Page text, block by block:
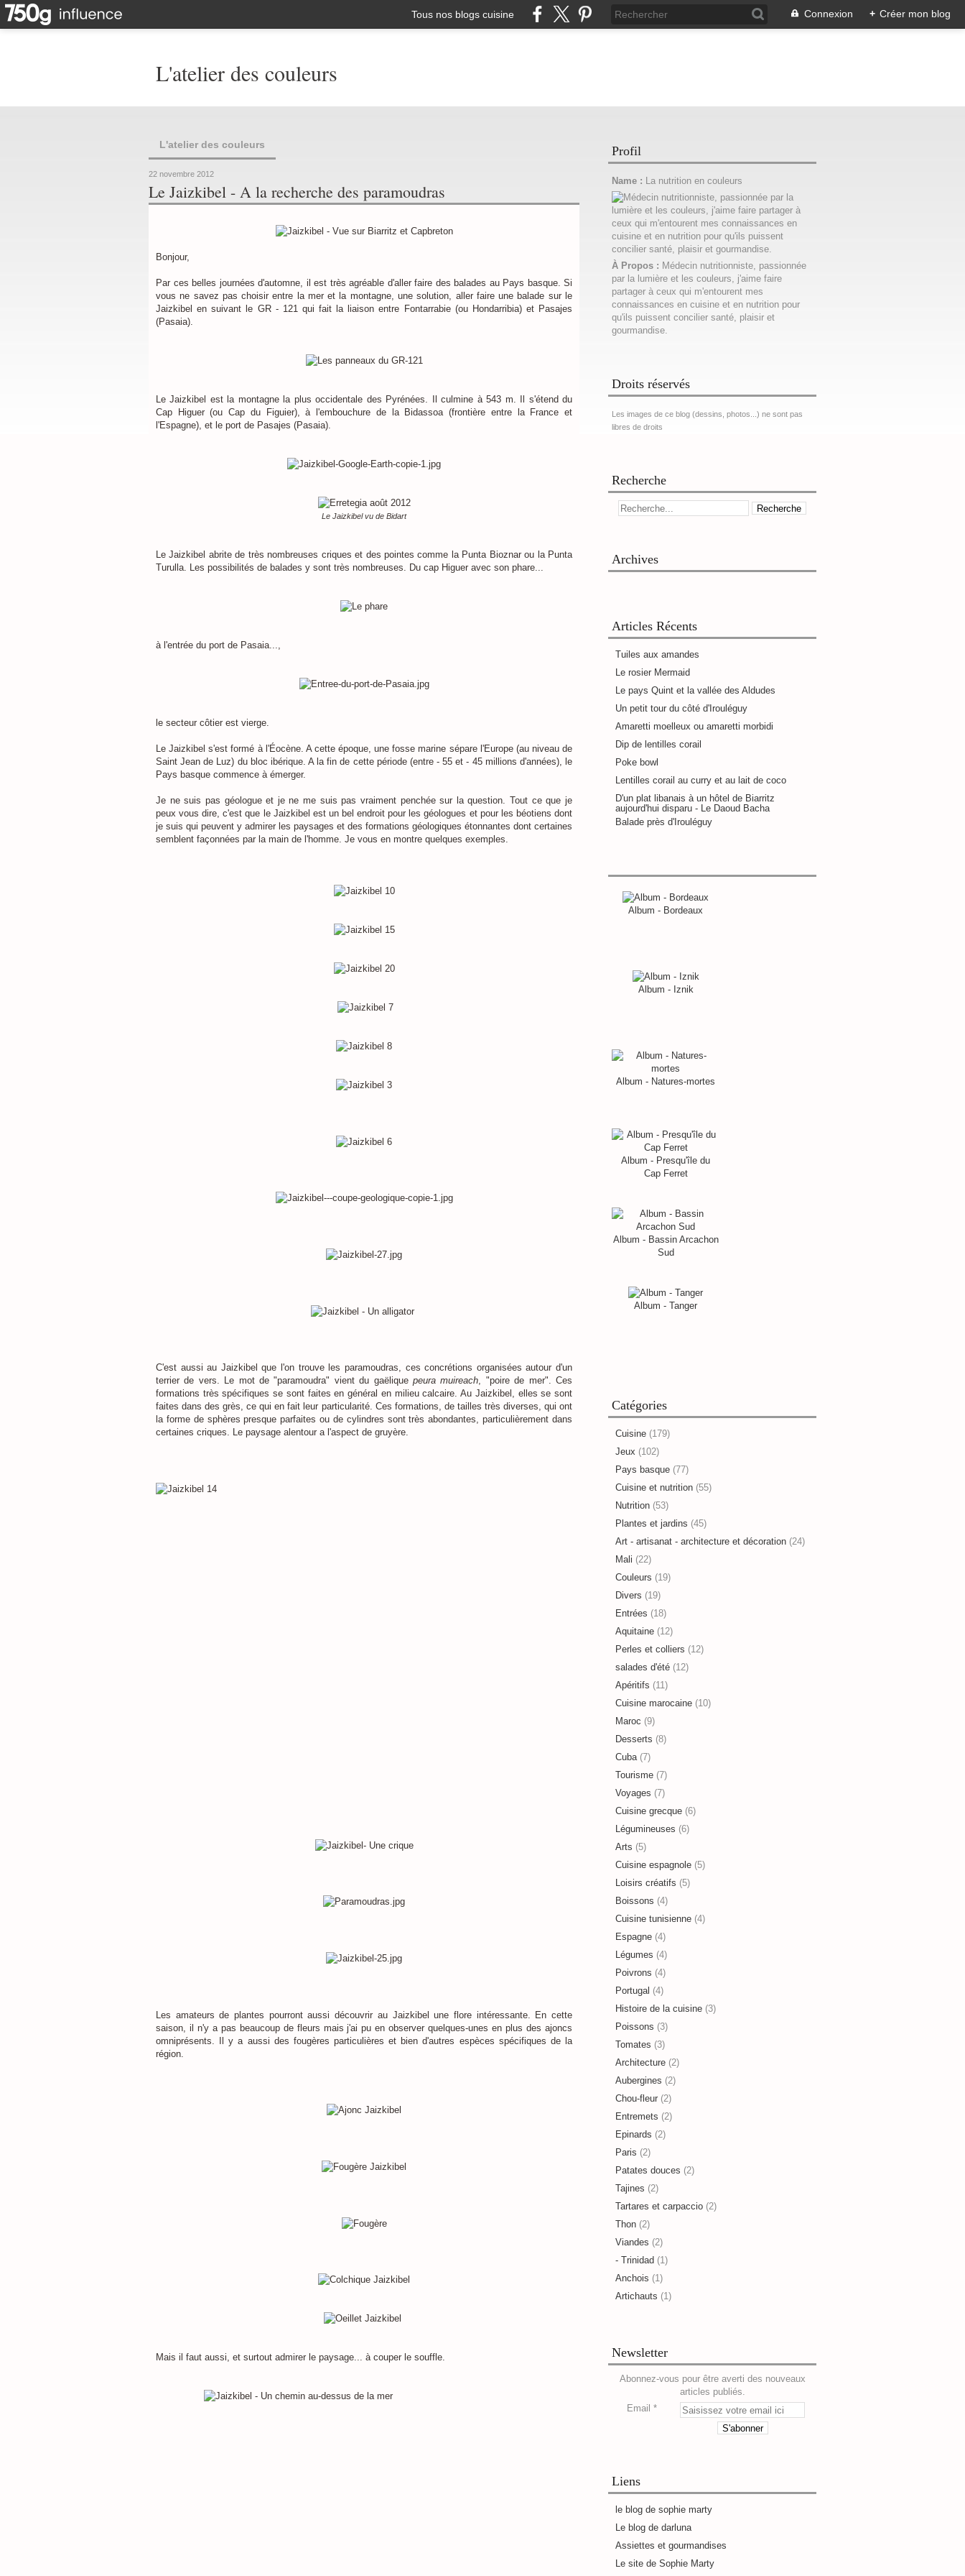
Tous nos blogs cuisine Connexion + Créer mon blog
L'atelier des couleurs
L'atelier des couleurs
22 novembre 2012
Le Jaizkibel - A la recherche des paramoudras
Bonjour,
Par ces belles journées d'automne, il est très agréable d'aller faire des balades au Pays basque. Si
vous ne savez pas choisir entre la mer et la montagne, une solution, aller faire une balade sur le
Jaizkibel en suivant le GR - 121 qui fait la liaison entre Fontarrabie (ou Hondarribia) et Pasajes
(Pasaia).
Le Jaizkibel est la montagne la plus occidentale des Pyrénées. Il culmine à 543 m. Il s'étend du
Cap Higuer (ou Cap du Figuier), à l'embouchure de la Bidassoa (frontière entre la France et
l'Espagne), et le port de Pasajes (Pasaia).
Le Jaizkibel vu de Bidart
Le Jaizkibel abrite de très nombreuses criques et des pointes comme la Punta Bioznar ou la Punta
Turulla. Les possibilités de balades y sont très nombreuses. Du cap Higuer avec son phare...
à l'entrée du port de Pasaia...,
le secteur côtier est vierge.
Le Jaizkibel s'est formé à l'Éocène. A cette époque, une fosse marine sépare l'Europe (au niveau de
Saint Jean de Luz) du bloc ibérique. A la fin de cette période (entre - 55 et - 45 millions d'années), le
Pays basque commence à émerger.
Je ne suis pas géologue et je ne me suis pas vraiment penchée sur la question. Tout ce que je
peux vous dire, c'est que le Jaizkibel est un bel endroit pour les géologues et pour les béotiens dont
je suis qui peuvent y admirer les paysages et des formations géologiques étonnantes dont certaines
semblent façonnées par la main de l'homme. Je vous en montre quelques exemples.
C'est aussi au Jaizkibel que l'on trouve les paramoudras, ces concrétions organisées autour d'un
terrier de vers. Le mot de "paramoudra" vient du gaëlique peura muireach, "poire de mer". Ces
formations très spécifiques se sont faites en général en milieu calcaire. Au Jaizkibel, elles se sont
faites dans des grès, ce qui en fait leur particularité. Ces formations, de tailles très diverses, qui ont
la forme de sphères presque parfaites ou de cylindres sont très abondantes, particulièrement dans
certaines criques. Le paysage alentour a l'aspect de gruyère.
Les amateurs de plantes pourront aussi découvrir au Jaizkibel une flore intéressante. En cette
saison, il n'y a pas beaucoup de fleurs mais j'ai pu en observer quelques-unes en plus des ajoncs
omniprésents. Il y a aussi des fougères particulières et bien d'autres espèces spécifiques de la
région.
Mais il faut aussi, et surtout admirer le paysage... à couper le souffle.
Profil
Name : La nutrition en couleurs
À Propos : Médecin nutritionniste, passionnée
par la lumière et les couleurs, j'aime faire
partager à ceux qui m'entourent mes
connaissances en cuisine et en nutrition pour
qu'ils puissent concilier santé, plaisir et
gourmandise.
Droits réservés
Les images de ce blog (dessins, photos...) ne sont pas
libres de droits
Recherche
Archives
Articles Récents
Tuiles aux amandes
Le rosier Mermaid
Le pays Quint et la vallée des Aldudes
Un petit tour du côté d'Irouléguy
Amaretti moelleux ou amaretti morbidi
Dip de lentilles corail
Poke bowl
Lentilles corail au curry et au lait de coco
D'un plat libanais à un hôtel de Biarritz
aujourd'hui disparu - Le Daoud Bacha
Balade près d'Irouléguy
Album - Bordeaux
Album - Iznik
Album - Natures-mortes
Album - Presqu'île du
Cap Ferret
Album - Bassin Arcachon
Sud
Album - Tanger
Catégories
Cuisine (179)
Jeux (102)
Pays basque (77)
Cuisine et nutrition (55)
Nutrition (53)
Plantes et jardins (45)
Art - artisanat - architecture et décoration (24)
Mali (22)
Couleurs (19)
Divers (19)
Entrées (18)
Aquitaine (12)
Perles et colliers (12)
salades d'été (12)
Apéritifs (11)
Cuisine marocaine (10)
Maroc (9)
Desserts (8)
Cuba(7)
Tourisme (7)
Voyages (7)
Cuisine grecque (6)
Légumineuses (6)
Arts (5)
Cuisine espagnole (5)
Loisirs créatifs (5)
Boissons (4)
Cuisine tunisienne (4)
Espagne (4)
Légumes (4)
Poivrons (4)
Portugal (4)
Histoire de la cuisine (3)
Poissons (3)
Tomates (3)
Architecture (2)
Aubergines (2)
Chou-fleur (2)
Entremets (2)
Epinards (2)
Paris (2)
Patates douces (2)
Tajines (2)
Tartares et carpaccio (2)
Thon (2)
Viandes (2)
- Trinidad (1)
Anchois (1)
Artichauts (1)
Newsletter
Abonnez-vous pour être averti des nouveaux
articles publiés.
Email
Liens
le blog de sophie marty
Le blog de darluna
Assiettes et gourmandises
Le site de Sophie Marty